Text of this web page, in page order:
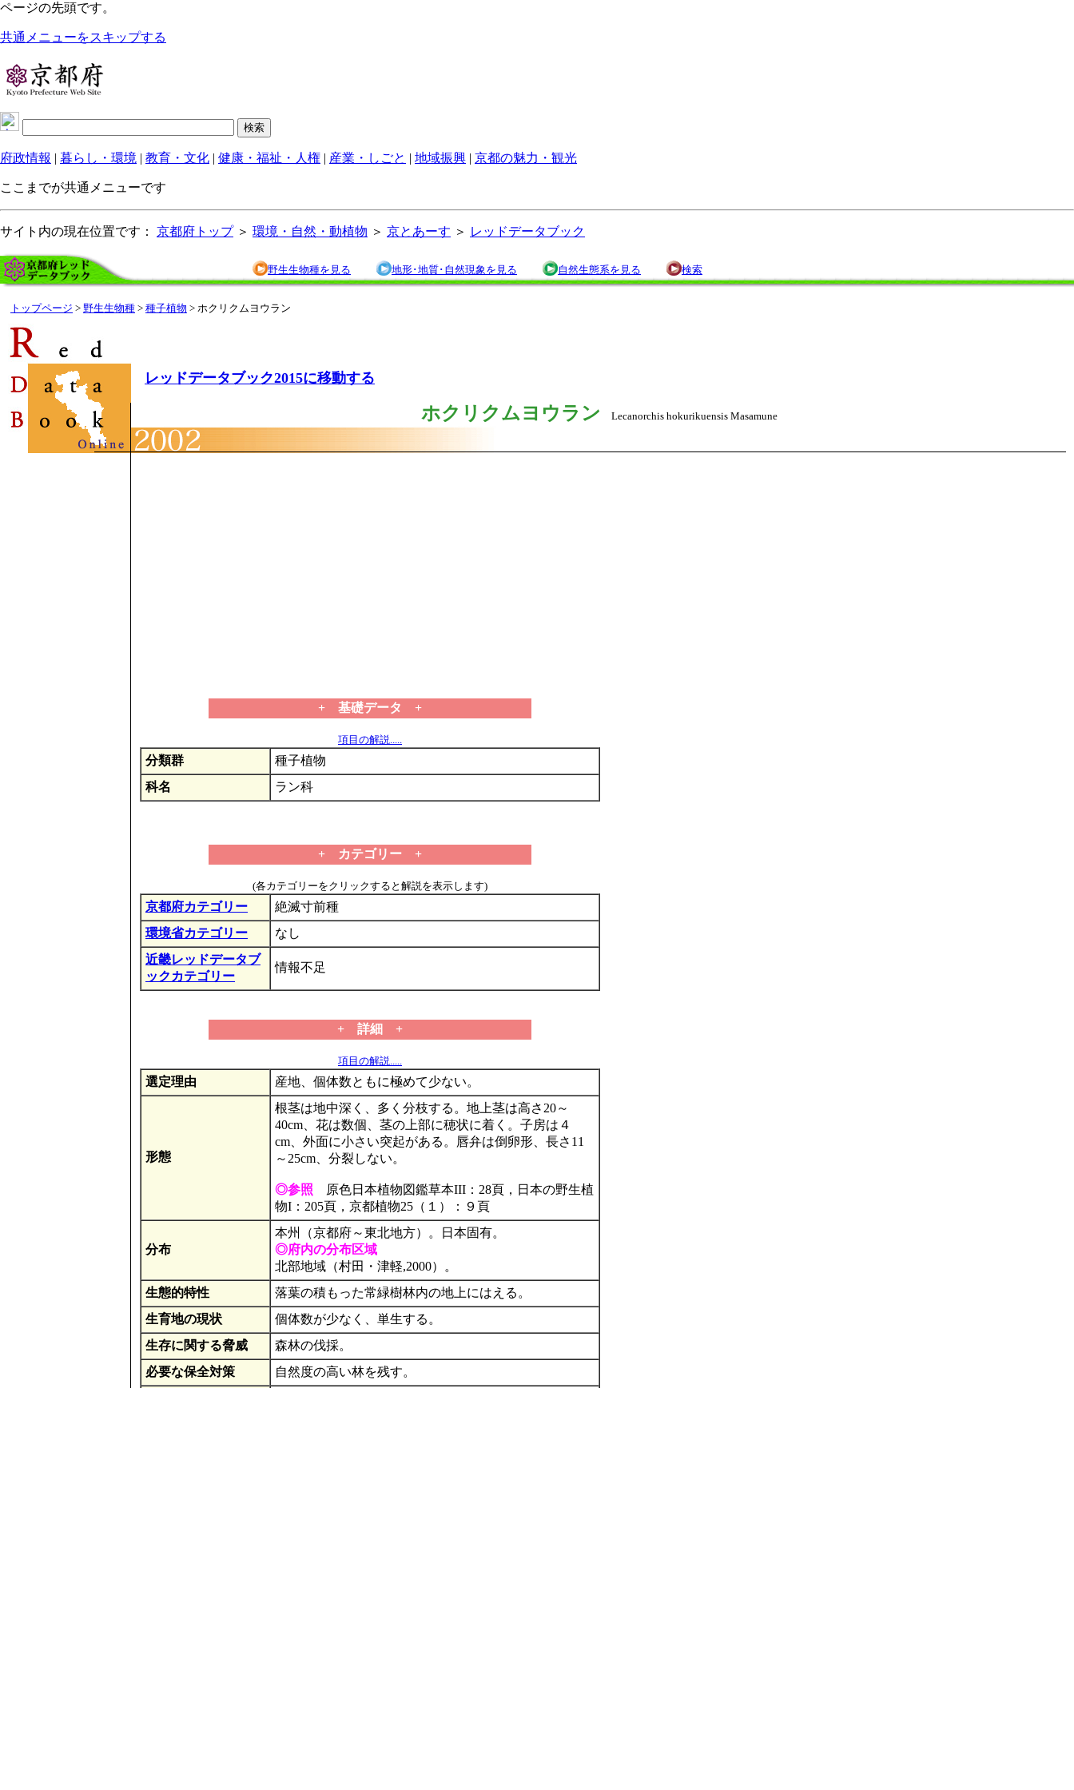
ページの先頭です。
共通メニューをスキップする
府政情報 | 暮らし・環境 | 教育・文化 | 健康・福祉・人権 | 産業・しごと | 地域振興 | 京都の魅力・観光
ここまでが共通メニューです
サイト内の現在位置です： 京都府トップ＞ 環境・自然・動植物 ＞ 京とあーす ＞ レッドデータブック
野生生物種を見る 地形･地質･自然現象を見る 自然生態系を見る 検索
トップページ > 野生生物種 > 種子植物 > ホクリクムヨウラン
レッドデータブック2015に移動する
ホクリクムヨウラン Lecanorchis hokurikuensis Masamune
+ 基礎データ +
項目の解説.....
分類群
種子植物
科名
ラン科
+ カテゴリー +
(各カテゴリーをクリックすると解説を表示します)
京都府カテゴリー
絶滅寸前種
環境省カテゴリー
なし
近畿レッドデータブ
ックカテゴリー
情報不足
+ 詳細 +
項目の解説.....
選定理由 産地、個体数ともに極めて少ない。
形態
根茎は地中深く、多く分枝する。地上茎は高さ20～
40cm、花は数個、茎の上部に穂状に着く。子房は４
cm、外面に小さい突起がある。唇弁は倒卵形、長さ11
～25cm、分裂しない。
◎参照 原色日本植物図鑑草本III：28頁，日本の野生植
物I：205頁，京都植物25（１）：９頁
分布
本州（京都府～東北地方）。日本固有。
◎府内の分布区域
北部地域（村田・津軽,2000）。
生態的特性
落葉の積もった常緑樹林内の地上にはえる。
生育地の現状
個体数が少なく、単生する。
生存に関する脅威
森林の伐採。
必要な保全対策
自然度の高い林を残す。